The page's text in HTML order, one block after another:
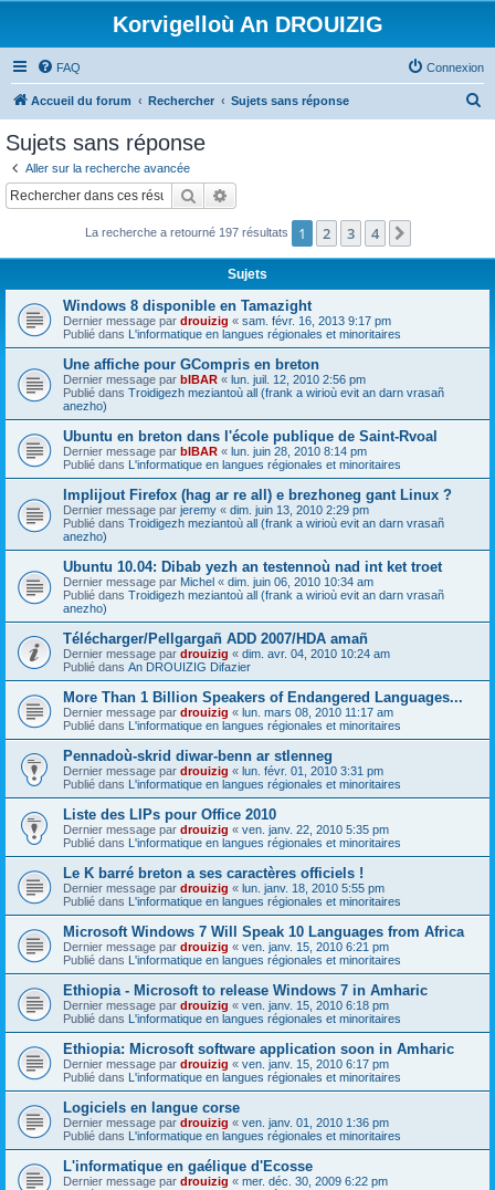
Korvigelloù An DROUIZIG
FAQ Connexion
Accueil du forum Rechercher Sujets sans réponse
c
Sujets sans réponse
Aller sur la recherche avancée
Rechercher
La recherche a retourné 197 résultats 1 2 3 4
Sujets
Windows 8 disponible en Tamazight
Dernier message par drouizig « sam. févr. 16, 2013 9:17 pm
Publié dans L'informatique en langues régionales et minoritaires
Une affiche pour GCompris en breton
Dernier message par bIBAR « lun. juil. 12, 2010 2:56 pm
Publié dans Troidigezh meziantoù all (frank a wirioù evit an darn vrasañ
anezho)
Ubuntu en breton dans l'école publique de Saint-Rvoal
Dernier message par bIBAR « lun. juin 28, 2010 8:14 pm
Publié dans L'informatique en langues régionales et minoritaires
Implijout Firefox (hag ar re all) e brezhoneg gant Linux ?
Dernier message par jeremy « dim. juin 13, 2010 2:29 pm
Publié dans Troidigezh meziantoù all (frank a wirioù evit an darn vrasañ
anezho)
Ubuntu 10.04: Dibab yezh an testennoù nad int ket troet
Dernier message par Michel « dim. juin 06, 2010 10:34 am
Publié dans Troidigezh meziantoù all (frank a wirioù evit an darn vrasañ
anezho)
Télécharger/Pellgargañ ADD 2007/HDA amañ
Dernier message par drouizig « dim. avr. 04, 2010 10:24 am
Publié dans An DROUIZIG Difazier
More Than 1 Billion Speakers of Endangered Languages...
Dernier message par drouizig « lun. mars 08, 2010 11:17 am
Publié dans L'informatique en langues régionales et minoritaires
Pennadoù-skrid diwar-benn ar stlenneg
Dernier message par drouizig « lun. févr. 01, 2010 3:31 pm
Publié dans L'informatique en langues régionales et minoritaires
Liste des LIPs pour Office 2010
Dernier message par drouizig « ven. janv. 22, 2010 5:35 pm
Publié dans L'informatique en langues régionales et minoritaires
Le K barré breton a ses caractères officiels !
Dernier message par drouizig « lun. janv. 18, 2010 5:55 pm
Publié dans L'informatique en langues régionales et minoritaires
Microsoft Windows 7 Will Speak 10 Languages from Africa
Dernier message par drouizig « ven. janv. 15, 2010 6:21 pm
Publié dans L'informatique en langues régionales et minoritaires
Ethiopia - Microsoft to release Windows 7 in Amharic
Dernier message par drouizig « ven. janv. 15, 2010 6:18 pm
Publié dans L'informatique en langues régionales et minoritaires
Ethiopia: Microsoft software application soon in Amharic
Dernier message par drouizig « ven. janv. 15, 2010 6:17 pm
Publié dans L'informatique en langues régionales et minoritaires
Logiciels en langue corse
Dernier message par drouizig « ven. janv. 01, 2010 1:36 pm
Publié dans L'informatique en langues régionales et minoritaires
L'informatique en gaélique d'Ecosse
Dernier message par drouizig « mer. déc. 30, 2009 6:22 pm